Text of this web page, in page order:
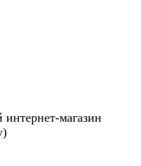
магазин